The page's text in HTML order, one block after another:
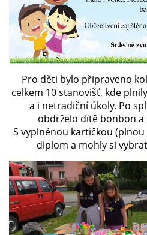
KROUŽEK MH
DESATERO
SVATÝ FLORIÁN
MODLITBA HASIČE
ARCHIV
Pro děti bylo připraveno
celkem 10 stanovišť, kde
a i netradiční úkoly. Po
obdrželo dítě bonbon a
S vyplněnou kartičkou
diplom a mohly si